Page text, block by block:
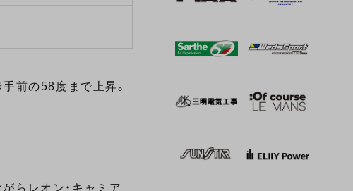
前の58度まで上昇。
らレオン・キャミア